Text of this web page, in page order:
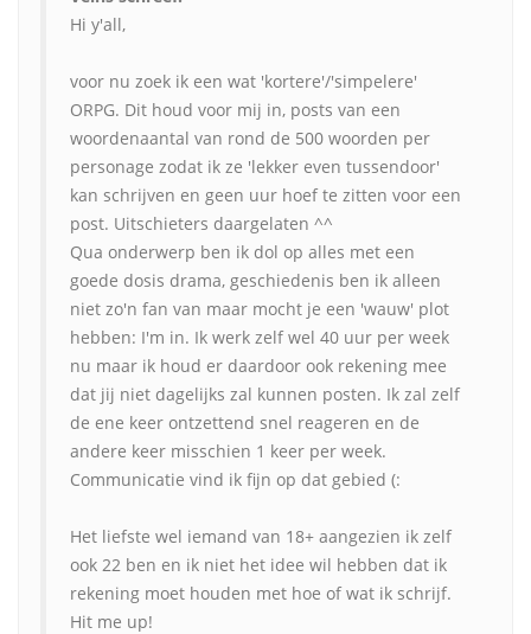
Hi y'all,
voor nu zoek ik een wat 'kortere'/'simpelere'
ORPG. Dit houd voor mij in, posts van een
woordenaantal van rond de 500 woorden per
personage zodat ik ze 'lekker even tussendoor'
kan schrijven en geen uur hoef te zitten voor een
post. Uitschieters daargelaten ^^
Qua onderwerp ben ik dol op alles met een
goede dosis drama, geschiedenis ben ik alleen
niet zo'n fan van maar mocht je een 'wauw' plot
hebben: I'm in. Ik werk zelf wel 40 uur per week
nu maar ik houd er daardoor ook rekening mee
dat jij niet dagelijks zal kunnen posten. Ik zal zelf
de ene keer ontzettend snel reageren en de
andere keer misschien 1 keer per week.
Communicatie vind ik fijn op dat gebied (:
Het liefste wel iemand van 18+ aangezien ik zelf
ook 22 ben en ik niet het idee wil hebben dat ik
rekening moet houden met hoe of wat ik schrijf.
Hit me up!